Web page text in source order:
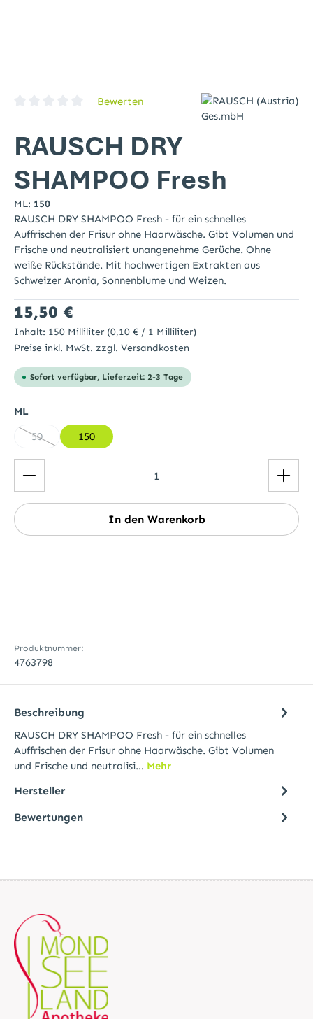
Durchschnittliche Bewertung von 0 von 5 Sternen
Bewerten
RAUSCH DRY
SHAMPOO Fresh
ML: 150
RAUSCH DRY SHAMPOO Fresh - für ein schnelles
Auffrischen der Frisur ohne Haarwäsche. Gibt Volumen und
Frische und neutralisiert unangenehme Gerüche. Ohne
weiße Rückstände. Mit hochwertigen Extrakten aus
Schweizer Aronia, Sonnenblume und Weizen.
Regulärer Preis:
15,50 €
Inhalt: 150 Milliliter (0,10 € / 1 Milliliter)
Preise inkl. MwSt. zzgl. Versandkosten
Sofort verfügbar, Lieferzeit: 2-3 Tage
MLauswählen
50
(Diese Option ist zurzeit nicht verfügbar.)
150
Produkt Anzahl: Gib den gewünschten Wert ein
In den Warenkorb
Produktnummer:
4763798
Beschreibung
RAUSCH DRY SHAMPOO Fresh - für ein schnelles
Auffrischen der Frisur ohne Haarwäsche. Gibt Volumen
und Frische und neutralisi… Mehr
Hersteller
Bewertungen